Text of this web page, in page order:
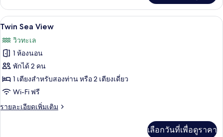
เกี่ยว
กับ
Twin
View
เปิด
ภาพถ่าย
ทั้งหมด
ของ
Twin
Sea
โต๊ะทำงาน, ห้องเก็บเสียง, Wi-Fi ฟรี, ผ้
3
Twin Sea View
วิวทะเล
1 ห้องนอน
พักได้ 2 คน
1 เตียงสำหรับสองท่าน หรือ 2 เตียงเดี่ยว
Wi-Fi ฟรี
รายละเอียดเพิ่มเติม
ราย
เลือกวันที่เพื่อดูราคา